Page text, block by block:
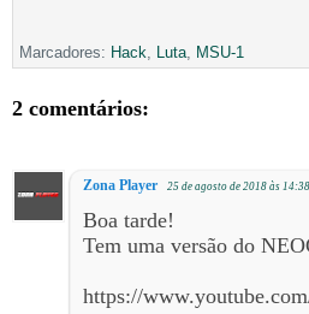
Marcadores: Hack Luta MSU-1
2 comentários:
Zona Player 25 de agosto de 2018 às 14:38
Boa tarde!
Tem uma versão do
https://